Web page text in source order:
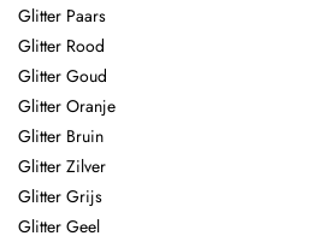
Glitter Paars
Glitter Rood
Glitter Goud
Glitter Oranje
Glitter Bruin
Glitter Zilver
Glitter Grijs
Glitter Geel